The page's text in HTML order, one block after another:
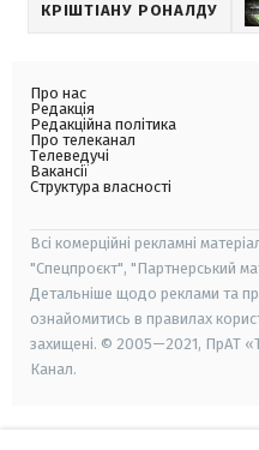
КРІШТІАНУ РОНАЛДУ
Про нас
Редакція
Редакційна політика
Про телеканал
Телеведучі
Вакансії
Структура власності
Всі комерційні рекламні
"Спецпроєкт", "Партнерський
Детальніше щодо реклами та
ознайомитись в правилах
захищені. © 2005—2021, ПрАТ
Канал.